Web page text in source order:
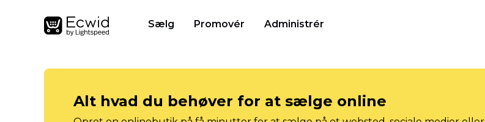
Sælg Promovér Administrér
Alt hvad du behøver for at sælge online